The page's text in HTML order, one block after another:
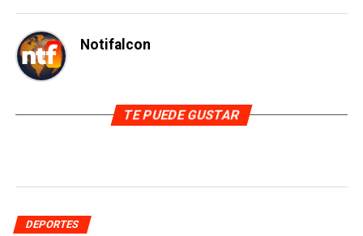
Notifalcon
TE PUEDE GUSTAR
DEPORTES